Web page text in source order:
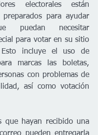
electorales están
preparados para ayudar
puedan necesitar
para votar en su sitio
incluye el uso de
marcas las boletas,
con problemas de
así como votación
que hayan recibido una
pueden entregarla